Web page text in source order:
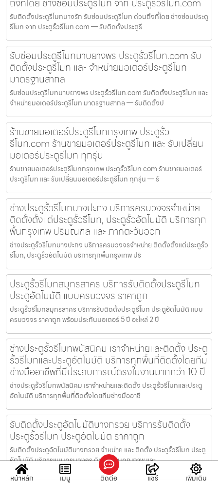
รับติดตั้งประตูรีโมทบางรัก รับซ่อมประตูรีโมท ด่วนถึงที่โดย ช่างซ่อมประตู
รีโมท จาก ประตูรั้วรีโมท.com — รับติดตั้งประตูรี
รับซ่อมประตูรีโมทมาบยางพร ประตูรั้วรีโมท.com รับ
ติดตั้งประตูรีโมท และ จำหน่ายมอเตอร์ประตูรีโมท
มาตรฐานสากล
รับซ่อมประตูรีโมทมาบยางพร ประตูรั้วรีโมท.com รับติดตั้งประตูรีโมท และ
จำหน่ายมอเตอร์ประตูรีโมท มาตรฐานสากล — รับติดตั้งป
ร้านขายมอเตอร์ประตูรีโมทกรุงเทพ ประตูรั้ว
รีโมท.com ร้านขายมอเตอร์ประตูรีโมท และ รับเปลี่ยน
มอเตอร์ประตูรีโมท ทุกรุ่น
ร้านขายมอเตอร์ประตูรีโมทกรุงเทพ ประตูรั้วรีโมท.com ร้านขายมอเตอร์
ประตูรีโมท และ รับเปลี่ยนมอเตอร์ประตูรีโมท ทุกรุ่น — รั
ช่างประตูรั้วรีโมทบางปะกง บริการครบวงจรจำหน่าย
ติดตั้งตั้งแต่ประตูรั้วรีโมท, ประตูรั้วอัตโนมัติ บริการทุก
พื้นกรุงเทพ ปริมณฑล และ ภาคตะวันออก
ช่างประตูรั้วรีโมทบางปะกง บริการครบวงจรจำหน่าย ติดตั้งตั้งแต่ประตูรั้ว
รีโมท, ประตูรั้วอัตโนมัติ บริการทุกพื้นกรุงเทพ ปริ
ประตูรั้วรีโมทสมุทรสาคร บริการรับติดตั้งประตูรีโมท
ประตูอัตโนมัติ แบบครบวงจร ราคาถูก
ประตูรั้วรีโมทสมุทรสาคร บริการรับติดตั้งประตูรีโมท ประตูอัตโนมัติ แบบ
ครบวงจร ราคาถูก พร้อมประกันมอเตอร์ 5 ปี อะไหล่ 2 ปี
ช่างประตูรั้วรีโมทพนัสนิคม เราจำหน่ายและติดตั้ง ประตู
รั้วรีโมทและประตูอัตโนมัติ บริการทุกพื้นที่ติดตั้งโดยทีม
ช่างมืออาชีพที่มีประสบการณ์ตรงในงานมากกว่า 10 ปี
ช่างประตูรั้วรีโมทพนัสนิคม เราจำหน่ายและติดตั้ง ประตูรั้วรีโมทและประตู
อัตโนมัติ บริการทุกพื้นที่ติดตั้งโดยทีมช่างมืออาชี
รับติดตั้งประตูอัตโนมัติบางกรวย บริการรับติดตั้ง
ประตูรั้วรีโมท ประตูอัตโนมัติ ราคาถูก
รับติดตั้งประตูอัตโนมัติบางกรวย จำหน่าย และ ติดตั้ง ประตูรั้วรีโมท ประตู
อัตโนมัติ บริการแบบครบวงจร ติดตั้งงานคุณภาพ และ
หน้าหลัก เมนู ติดต่อ แชร์ เพิ่มเติม